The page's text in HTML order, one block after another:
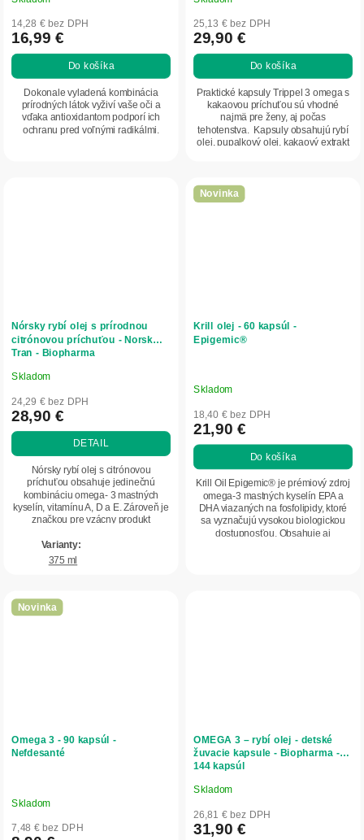
14,28 € bez DPH
16,99 €
Do košíka
Dokonale vyladená kombinácia
prírodných látok vyživí vaše oči a
vďaka antioxidantom podporí ich
ochranu pred voľnými radikálmi.
25,13 € bez DPH
29,90 €
Do košíka
Praktické kapsuly Trippel 3 omega s
kakaovou príchuťou sú vhodné
najmä pre ženy, aj počas
tehotenstva. Kapsuly obsahujú rybí
olej, pupalkový olej, kakaový extrakt
Nórsky rybí olej s prírodnou
citrónovou príchuťou - Norsk
Tran - Biopharma
Priemerné
hodnotenie
produktu
je
hviezdičiek.
Skladom
24,29 € bez DPH
28,90 €
DETAIL
Nórsky rybí olej s citrónovou
príchuťou obsahuje jedinečnú
kombináciu omega- 3 mastných
kyselín, vitamínu A, D a E. Zároveň je
značkou pre vzácny produkt
375 ml
Novinka
Krill olej - 60 kapsúl -
Epigemic®
Skladom
18,40 € bez DPH
21,90 €
Do košíka
Krill Oil Epigemic® je prémiový zdroj
omega-3 mastných kyselín EPA a
DHA viazaných na fosfolipidy, ktoré
sa vyznačujú vysokou biologickou
dostupnosťou. Obsahuje aj
Novinka
Omega 3 - 90 kapsúl -
Nefdesanté
Skladom
7,48 € bez DPH
OMEGA 3 – rybí olej - detské
žuvacie kapsule - Biopharma -
144 kapsúl
Priemerné
hodnotenie
produktu
Skladom
26,81 € bez DPH
31,90 €